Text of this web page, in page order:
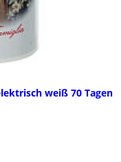
weiß 70 Tagen